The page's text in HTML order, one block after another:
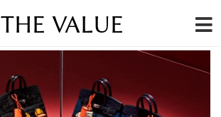
THE VALUE